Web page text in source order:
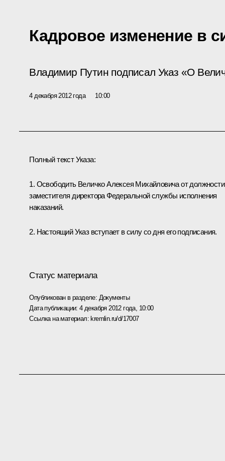
Кадровое изменение в
Владимир Путин подписал Указ «О
4 декабря 2012 года 10:00
Полный текст Указа:
1. Освободить Величко Алексея Михайловича от должности
заместителя директора Федеральной службы исполнения
наказаний.
2. Настоящий Указ вступает в силу со дня его подписания.
Статус материала
Опубликован в разделе: Документы
Дата публикации:4 декабря 2012 года, 10:00
Ссылка на материал: kremlin.ru/d/17007